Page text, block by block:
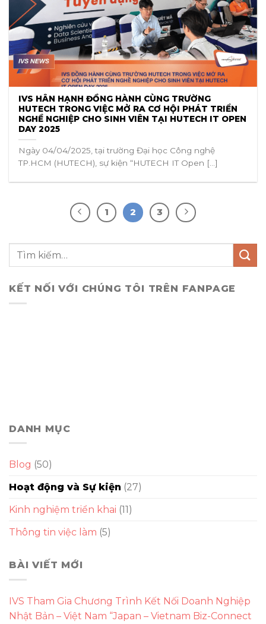
IVS HÂN HẠNH ĐỒNG HÀNH CÙNG TRƯỜNG
HUTECH TRONG VIỆC MỞ RA CƠ HỘI PHÁT TRIỂN
NGHỀ NGHIỆP CHO SINH VIÊN TẠI HUTECH IT OPEN
DAY 2025
Ngày 04/04/2025, tại trường Đại học Công nghệ
TP.HCM (HUTECH), sự kiện “HUTECH IT Open [...]
1 2 3
KẾT NỐI VỚI CHÚNG TÔI TRÊN FANPAGE
DANH MỤC
Blog (50)
Hoạt động và Sự kiện (27)
Kinh nghiệm triển khai (11)
Thông tin việc làm (5)
BÀI VIẾT MỚI
IVS Tham Gia Chương Trình Kết Nối Doanh Nghiệp
Nhật Bản – Việt Nam “Japan – Vietnam Biz-Connect